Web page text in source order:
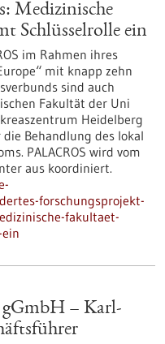
Medizinische
Schlüsselrolle ein
im Rahmen ihres
mit knapp zehn
sind auch
Fakultät der Uni
Heidelberg
Behandlung des lokal
PALACROS wird vom
aus koordiniert.
forschungsprojekt-
fakultaet-
– Karl-